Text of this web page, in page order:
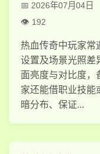
2026年07月04日
192
热血传奇中玩家常
设置及场景光照差
面亮度与对比度，
家还能借职业技能
暗分布、保证...